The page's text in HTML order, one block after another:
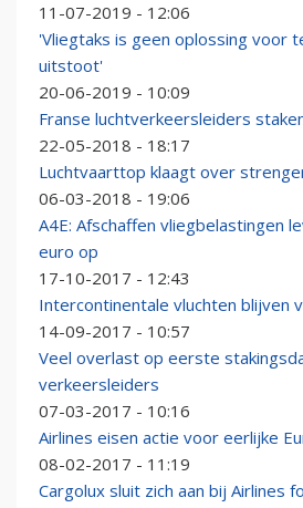
11-07-2019 - 12:06
'Vliegtaks is geen oplossing voor
uitstoot'
20-06-2019 - 10:09
Franse luchtverkeersleiders
22-05-2018 - 18:17
Luchtvaarttop klaagt over
06-03-2018 - 19:06
A4E: Afschaffen vliegbelastingen
euro op
17-10-2017 - 12:43
Intercontinentale vluchten blijven
14-09-2017 - 10:57
Veel overlast op eerste
verkeersleiders
07-03-2017 - 10:16
Airlines eisen actie voor eerlijke
08-02-2017 - 11:19
Cargolux sluit zich aan bij Airlines